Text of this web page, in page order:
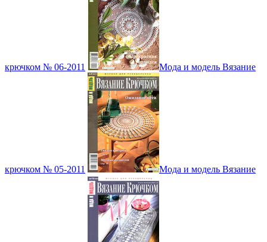
крючком № 06-2011 Мода и модель Вязание
крючком № 05-2011 Мода и модель Вязание